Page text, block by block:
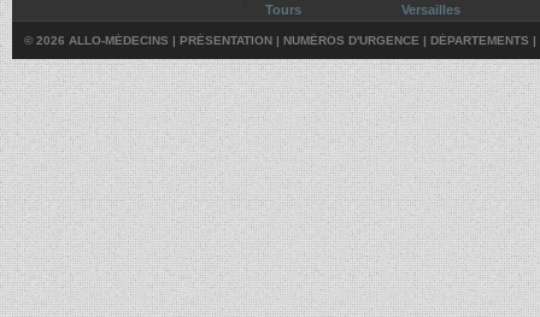
Tours
Versailles
© 2026 ALLO-MÉDECINS | PRÉSENTATION | NUMÉROS D'URGENCE | DÉPARTEMENTS |